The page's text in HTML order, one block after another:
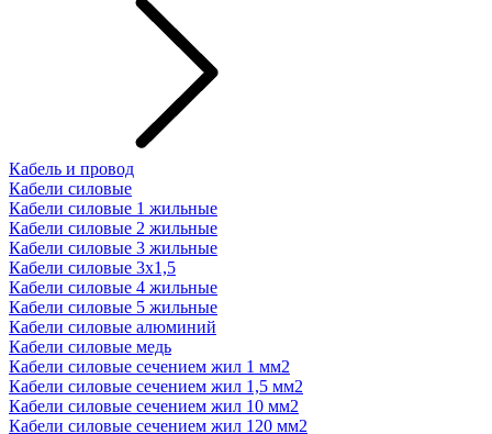
Кабель и провод
Кабели силовые
Кабели силовые 1 жильные
Кабели силовые 2 жильные
Кабели силовые 3 жильные
Кабели силовые 3х1,5
Кабели силовые 4 жильные
Кабели силовые 5 жильные
Кабели силовые алюминий
Кабели силовые медь
Кабели силовые сечением жил 1 мм2
Кабели силовые сечением жил 1,5 мм2
Кабели силовые сечением жил 10 мм2
Кабели силовые сечением жил 120 мм2